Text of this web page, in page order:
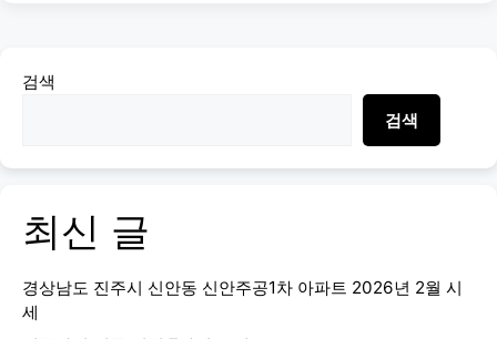
검색
검색
최신 글
경상남도 진주시 신안동 신안주공1차 아파트 2026년 2월 시
세